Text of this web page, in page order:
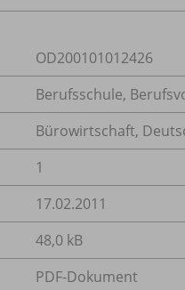
OD200101012426
Berufsschule,
Bürowirtschaft,
1
17.02.2011
48,0 kB
PDF-Dokument